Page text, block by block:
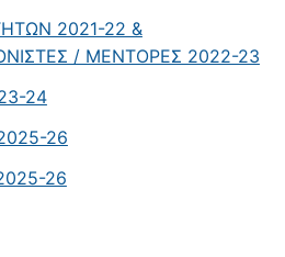
2021-22 &
/ ΜΕΝΤΟΡΕΣ 2022-23
24
26
26